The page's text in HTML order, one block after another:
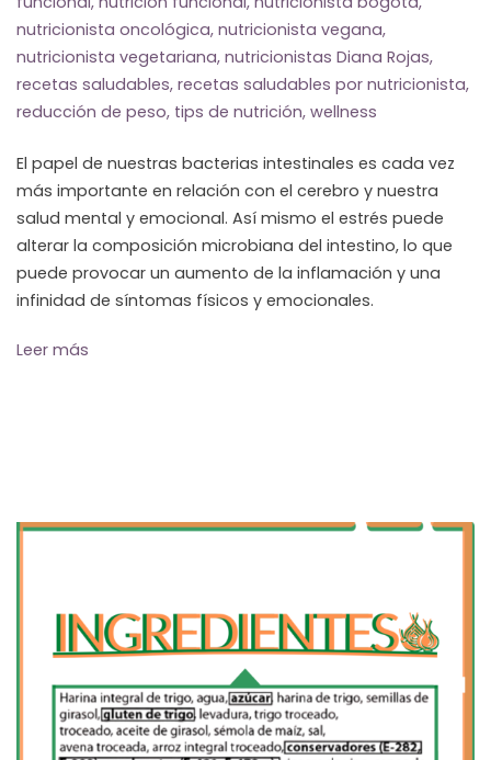
nutricionista oncológica, nutricionista vegana,
nutricionista vegetariana, nutricionistas Diana Rojas,
recetas saludables, recetas saludables por nutricionista,
reducción de peso, tips de nutrición, wellness
El papel de nuestras bacterias intestinales es cada vez
más importante en relación con el cerebro y nuestra
salud mental y emocional. Así mismo el estrés puede
alterar la composición microbiana del intestino, lo que
puede provocar un aumento de la inflamación y una
infinidad de síntomas físicos y emocionales.
Leer más